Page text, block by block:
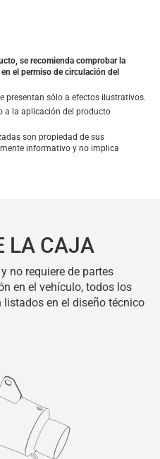
se recomienda comprobar la
el permiso de circulación del
presentan sólo a efectos ilustrativos.
a la aplicación del producto
son propiedad de sus
informativo y no implica
LA CAJA
no requiere de partes
en el vehículo, todos los
en el diseño técnico